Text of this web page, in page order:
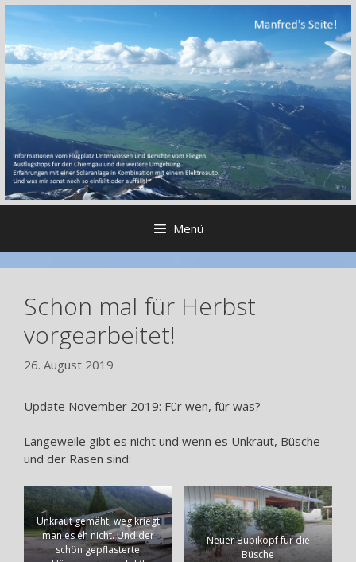
Zum
springen
Menü
Schon mal für Herbst
vorgearbeitet!
26. August 2019
Update November 2019: Für wen, für was?
Langeweile gibt es nicht und wenn es Unkraut, Büsche
und der Rasen sind:
Unkraut gemäht, weg kriegt
man es eh nicht. Und der
schön gepflasterte
Neuer Bubikopf für die
Büsche